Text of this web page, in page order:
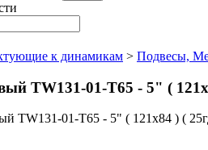
к динамикам > Подвесы,
TW131-01-T65 - 5" (